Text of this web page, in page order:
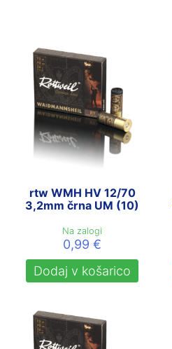
rtw WMH HV 12/70
3,2mm črna UM (10)
Na zalogi
0,99€
Dodaj v košarico